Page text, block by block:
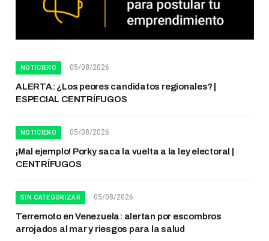
NOTICIERO 05/08/2026
ALERTA: ¿Los peores candidatos regionales? |
ESPECIAL CENTRÍFUGOS
NOTICIERO 05/08/2026
¡Mal ejemplo! Porky saca la vuelta a la ley electoral |
CENTRÍFUGOS
SIN CATEGORIZAR 05/08/2026
Terremoto en Venezuela: alertan por escombros
arrojados al mar y riesgos para la salud